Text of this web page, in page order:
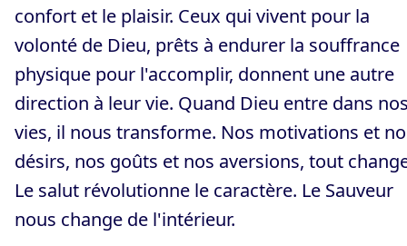
confort et le plaisir. Ceux qui vivent pour la
volonté de Dieu, prêts à endurer la souffrance
physique pour l'accomplir, donnent une autre
direction à leur vie. Quand Dieu entre dans
vies, il nous transforme. Nos motivations et
désirs, nos goûts et nos aversions, tout
Le salut révolutionne le caractère. Le Sauveur
nous change de l'intérieur.